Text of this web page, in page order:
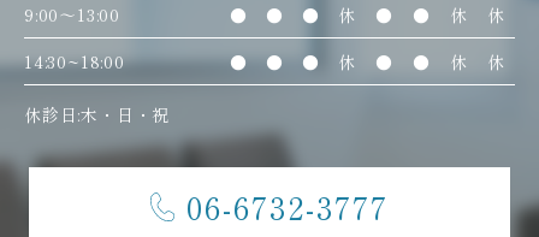
9:00〜13:00
● ● ● 休 ● ● 休
休
14:30~18:00
● ● ● 休 ● ● 休 休
休診日:木・日・祝
06-6732-3777